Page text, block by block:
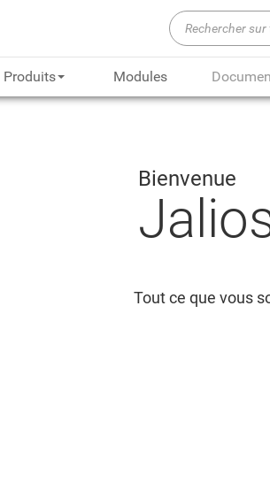
Produits Modules
Bienvenue
Tout ce que vous